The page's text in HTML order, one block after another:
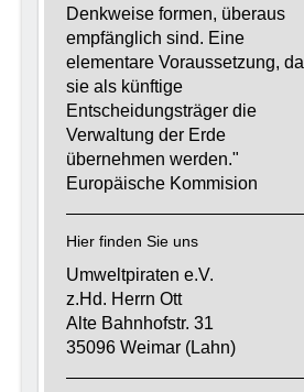
Denkweise formen, überaus
empfänglich sind. Eine
elementare Voraussetzung, da
sie als künftige
Entscheidungsträger die
Verwaltung der Erde
übernehmen werden."
Europäische Kommision
Hier finden Sie uns
Umweltpiraten e.V.
z.Hd. Herrn Ott
Alte Bahnhofstr. 31
35096 Weimar (Lahn)